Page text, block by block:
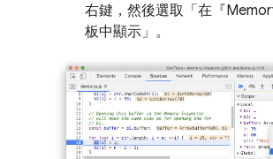
右鍵，然後選取「在『
板中顯示」 。